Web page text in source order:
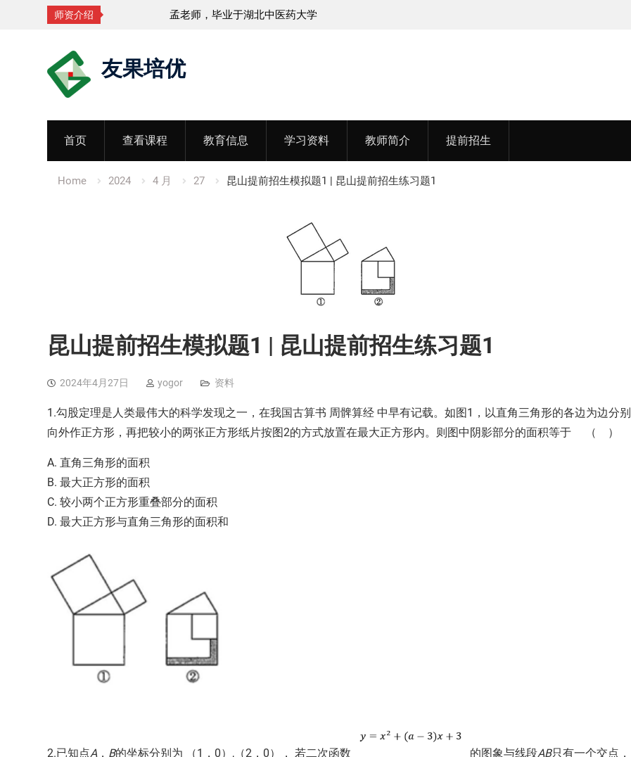
师资介绍 孟老师，毕业于湖北中医药大学
友果培优
首页 查看课程 教育信息 学习资料 教师简介 提前招生
Home 2024 4 月 27 昆山提前招生模拟题1 | 昆山提前招生练习题1
昆山提前招生模拟题1 | 昆山提前招生练习题1
2024年4月27日 yogor 资料
1.勾股定理是人类最伟大的科学发现之一，在我国古算书 周髀算经 中早有记载。如图1，以直角三角形的各边为边分别
向外作正方形，再把较小的两张正方形纸片按图2的方式放置在最大正方形内。则图中阴影部分的面积等于 （ ）
A. 直角三角形的面积
B. 最大正方形的面积
C. 较小两个正方形重叠部分的面积
D. 最大正方形与直角三角形的面积和
2.已知点A， B的坐标分别为 （1，0）,（2，0）， 若二次函数 的图象与线段AB只有一个交点，